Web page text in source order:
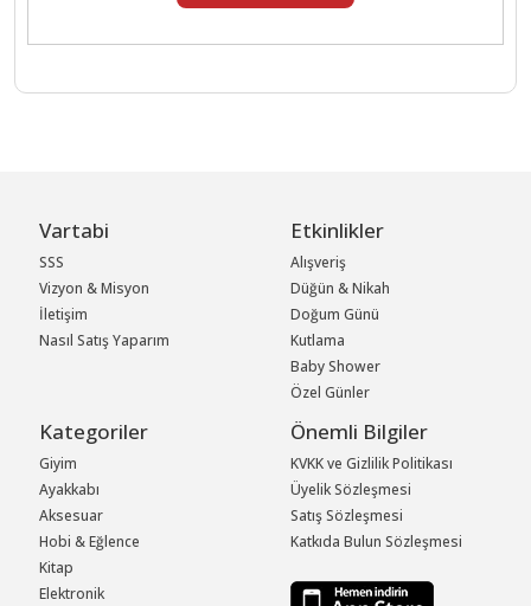
Vartabi
SSS
Vizyon & Misyon
İletişim
Nasıl Satış Yaparım
Etkinlikler
Alışveriş
Düğün & Nikah
Doğum Günü
Kutlama
Baby Shower
Özel Günler
Kategoriler
Giyim
Ayakkabı
Aksesuar
Hobi & Eğlence
Kitap
Elektronik
Önemli Bilgiler
KVKK ve Gizlilik Politikası
Üyelik Sözleşmesi
Satış Sözleşmesi
Katkıda Bulun Sözleşmesi